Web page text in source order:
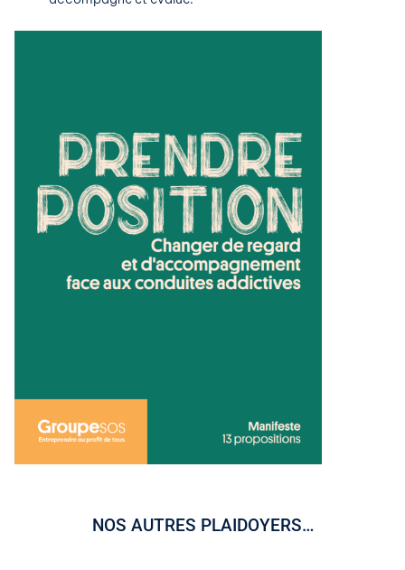
NOS AUTRES PLAIDOYERS…